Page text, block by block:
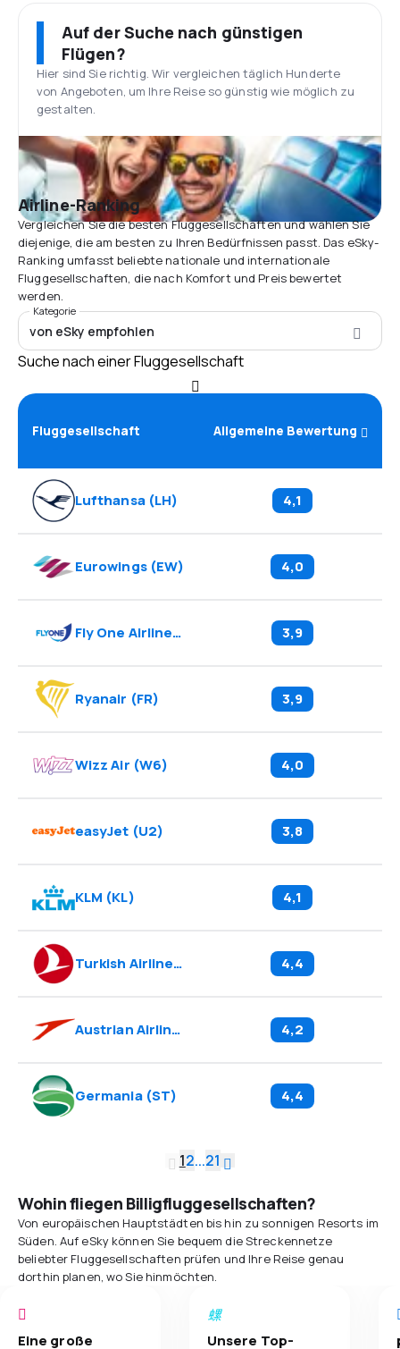
Auf der Suche nach günstigen
Flügen?
Hier sind Sie richtig. Wir vergleichen täglich Hunderte
von Angeboten, um Ihre Reise so günstig wie möglich zu
gestalten.
Airline-Ranking
Vergleichen Sie die besten Fluggesellschaften und wählen Sie
diejenige, die am besten zu Ihren Bedürfnissen passt. Das eSky-
Ranking umfasst beliebte nationale und internationale
Fluggesellschaften, die nach Komfort und Preis bewertet
werden.
Kategorie
von eSky empfohlen
Suche nach einer Fluggesellschaft
Fluggesellschaft Allgemeine Bewertung
Lufthansa(LH) 4,1
Eurowings(EW) 4,0
Fly One Airlines( 3,9
Ryanair (FR) 3,9
Wizz Air (W6) 4,0
easyJet (U2) 3,8
KLM (KL) 4,1
Turkish Airlines( 4,4
Austrian Airlines 4,2
Germania(ST) 4,4
12...21
Wohin fliegen Billigfluggesellschaften?
Von europäischen Hauptstädten bis hin zu sonnigen Resorts im
Süden. Auf eSky können Sie bequem die Streckennetze
beliebter Fluggesellschaften prüfen und Ihre Reise genau
dorthin planen, wo Sie hinmöchten.
Eine große Unsere Top-